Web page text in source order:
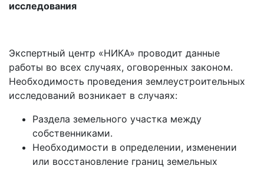
исследования
Экспертный центр «НИКА» проводит данные
работы во всех случаях, оговоренных законом.
Необходимость проведения землеустроительных
исследований возникает в случаях:
Раздела земельного участка между
собственниками.
Необходимости в определении, изменении
или восстановление границ земельных